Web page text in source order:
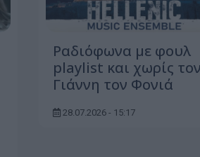
Ραδιόφωνα με φουλ
playlist και χωρίς τον
Γιάννη τον Φονιά
28.07.2026 - 15:17